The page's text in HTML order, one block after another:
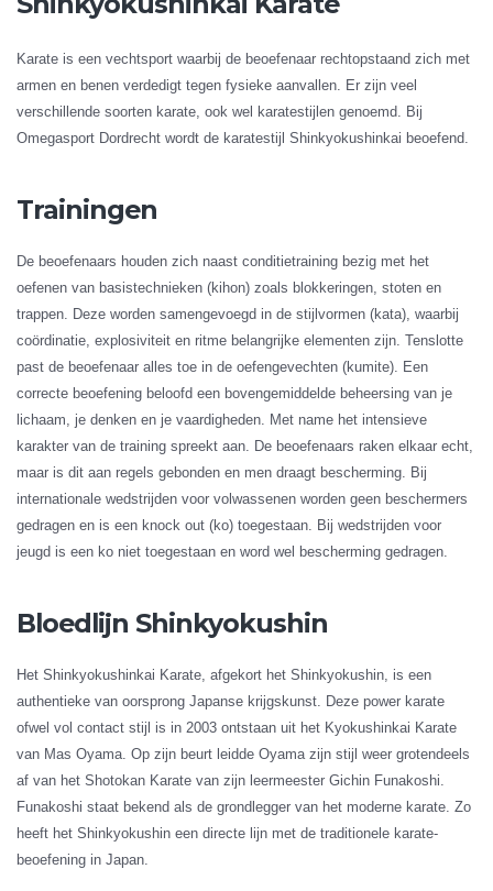
Karate is een vechtsport waarbij de beoefenaar rechtopstaand zich met
armen en benen verdedigt tegen fysieke aanvallen. Er zijn veel
verschillende soorten karate, ook wel karatestijlen genoemd. Bij
Omegasport Dordrecht wordt de karatestijl Shinkyokushinkai beoefend.
Trainingen
De beoefenaars houden zich naast conditietraining bezig met het
oefenen van basistechnieken (kihon) zoals blokkeringen, stoten en
trappen. Deze worden samengevoegd in de stijlvormen (kata), waarbij
coördinatie, explosiviteit en ritme belangrijke elementen zijn. Tenslotte
past de beoefenaar alles toe in de oefengevechten (kumite). Een
correcte beoefening beloofd een bovengemiddelde beheersing van je
lichaam, je denken en je vaardigheden. Met name het intensieve
karakter van de training spreekt aan. De beoefenaars raken elkaar echt,
maar is dit aan regels gebonden en men draagt bescherming. Bij
internationale wedstrijden voor volwassenen worden geen beschermers
gedragen en is een knock out (ko) toegestaan. Bij wedstrijden voor
jeugd is een ko niet toegestaan en word wel bescherming gedragen.
Bloedlijn Shinkyokushin
Het Shinkyokushinkai Karate, afgekort het Shinkyokushin, is een
authentieke van oorsprong Japanse krijgskunst. Deze power karate
ofwel vol contact stijl is in 2003 ontstaan uit het Kyokushinkai Karate
van Mas Oyama. Op zijn beurt leidde Oyama zijn stijl weer grotendeels
af van het Shotokan Karate van zijn leermeester Gichin Funakoshi.
Funakoshi staat bekend als de grondlegger van het moderne karate. Zo
heeft het Shinkyokushin een directe lijn met de traditionele karate-
beoefening in Japan.